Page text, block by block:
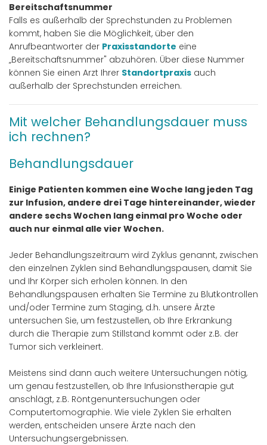
Bereitschaftsnummer
Falls es außerhalb der Sprechstunden zu Problemen
kommt, haben Sie die Möglichkeit, über den
Anrufbeantworter der Praxisstandorte eine
„Bereitschaftsnummer" abzuhören. Über diese Nummer
können Sie einen Arzt Ihrer Standortpraxis auch
außerhalb der Sprechstunden erreichen.
Mit welcher Behandlungsdauer muss
ich rechnen?
Behandlungsdauer
Einige Patienten kommen eine Woche lang jeden Tag
zur Infusion, andere drei Tage hintereinander, wieder
andere sechs Wochen lang einmal pro Woche oder
auch nur einmal alle vier Wochen.
Jeder Behandlungszeitraum wird Zyklus genannt, zwischen
den einzelnen Zyklen sind Behandlungspausen, damit Sie
und Ihr Körper sich erholen können. In den
Behandlungspausen erhalten Sie Termine zu Blutkontrollen
und/oder Termine zum Staging, d.h. unsere Ärzte
untersuchen Sie, um festzustellen, ob Ihre Erkrankung
durch die Therapie zum Stillstand kommt oder z.B. der
Tumor sich verkleinert.
Meistens sind dann auch weitere Untersuchungen nötig,
um genau festzustellen, ob Ihre Infusionstherapie gut
anschlägt, z.B. Röntgenuntersuchungen oder
Computertomographie. Wie viele Zyklen Sie erhalten
werden, entscheiden unsere Ärzte nach den
Untersuchungsergebnissen.